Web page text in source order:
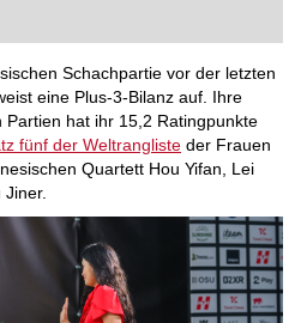
spielen: Mit
intelligenter und
Schachpartie vor der letzten
eine Plus-3-Bilanz auf. Ihre
Partien hat ihr 15,2 Ratingpunkte
fünf der Weltrangliste der Frauen
Quartett Hou Yifan, Lei